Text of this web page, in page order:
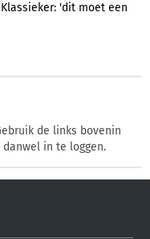
'dit moet een
de links bovenin
in te loggen.